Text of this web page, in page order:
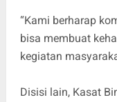
“Kami berharap
bisa membuat
kegiatan
Disisi lain, Kasat